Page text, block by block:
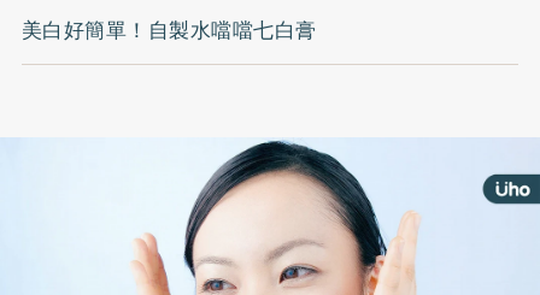
美白好簡單！自製水噹噹七白膏